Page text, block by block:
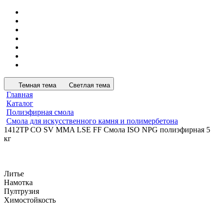
Темная тема Светлая тема
Главная
Каталог
Полиэфирная смола
Смола для искусственного камня и полимербетона
1412TP CO SV MMA LSE FF Смола ISO NPG полиэфирная 5
кг
Литье
Намотка
Пултрузия
Химостойкость